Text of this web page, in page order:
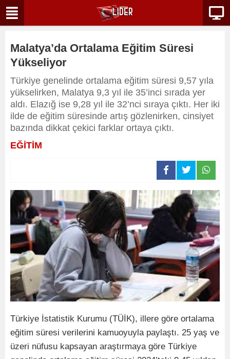
Malatya’da Ortalama Eğitim Süresi
Yükseliyor
Türkiye genelinde ortalama eğitim süresi 9,57 yıla
yükselirken, Malatya 9,3 yıl ile 35’inci sırada yer
aldı. Elazığ ise 9,28 yıl ile 32’nci sıraya çıktı. Her iki
ilde de eğitim süresinde artış gözlenirken, cinsiyet
bazında dikkat çekici farklar ortaya çıktı.
EĞİTİM
Türkiye İstatistik Kurumu (TÜİK), illere göre ortalama
eğitim süresi verilerini kamuoyuyla paylaştı. 25 yaş ve
üzeri nüfusu kapsayan araştırmaya göre Türkiye